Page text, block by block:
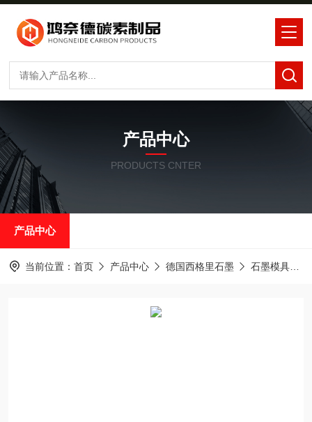
产品中心
PRODUCTS CNTER
产品中心
当前位置： 首页 产品中心 德国西格里石墨 石墨模具